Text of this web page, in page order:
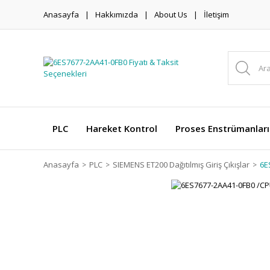
Anasayfa Hakkımızda About Us İletişim
PLC Hareket Kontrol Proses Enstrümanları
Anasayfa PLC SIEMENS ET200 Dağıtılmış Giriş Çıkışlar